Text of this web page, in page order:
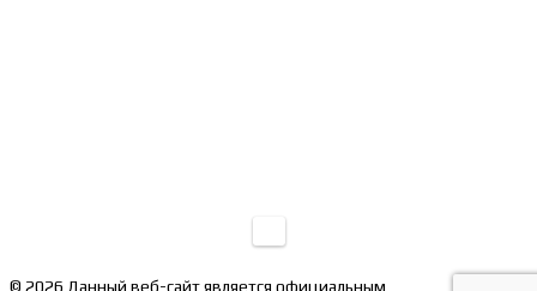
© 2026 Данный веб-сайт является официальным